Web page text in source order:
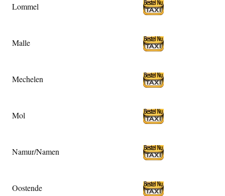
Lommel
Malle
Mechelen
Mol
Namur/Namen
Oostende